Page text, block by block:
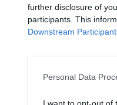
further disclosure of
participants. This
Downstream
Personal Data
I want to opt-out of